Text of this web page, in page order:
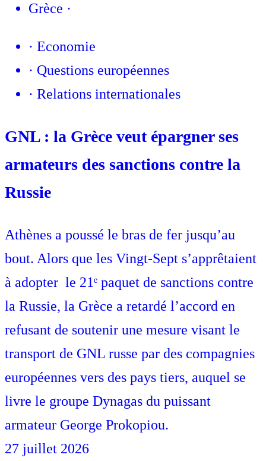
Grèce ·
· Economie
· Questions européennes
· Relations internationales
GNL : la Grèce veut épargner ses
armateurs des sanctions contre la
Russie
Athènes a poussé le bras de fer jusqu’au
bout. Alors que les Vingt-Sept s’apprêtaient
à adopter le 21ᵉ paquet de sanctions contre
la Russie, la Grèce a retardé l’accord en
refusant de soutenir une mesure visant le
transport de GNL russe par des compagnies
européennes vers des pays tiers, auquel se
livre le groupe Dynagas du puissant
armateur George Prokopiou.
27 juillet 2026